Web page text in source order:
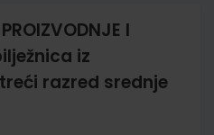
I
iz
razred srednje